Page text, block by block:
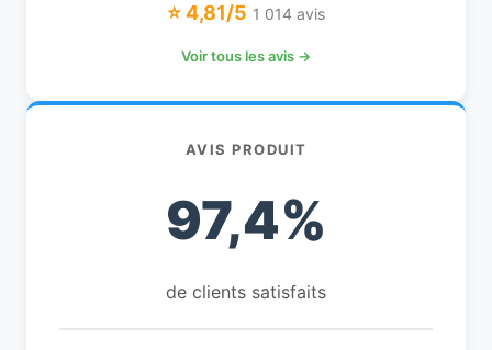
⭐ 4,81/5 1 014 avis
Voir tous les avis →
AVIS PRODUIT
97,4%
de clients satisfaits